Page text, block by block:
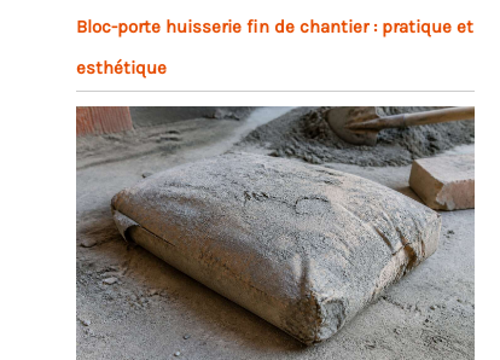
Bloc-porte huisserie fin de chantier : pratique et
esthétique